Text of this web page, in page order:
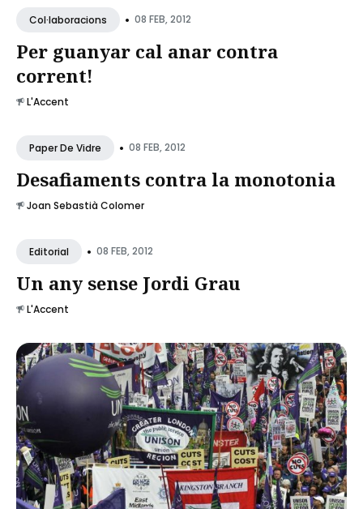
Col·laboracions • 08 FEB, 2012
Per guanyar cal anar contra
corrent!
L'Accent
Paper De Vidre • 08 FEB, 2012
Desafiaments contra la monotonia
Joan Sebastià Colomer
Editorial • 08 FEB, 2012
Un any sense Jordi Grau
L'Accent